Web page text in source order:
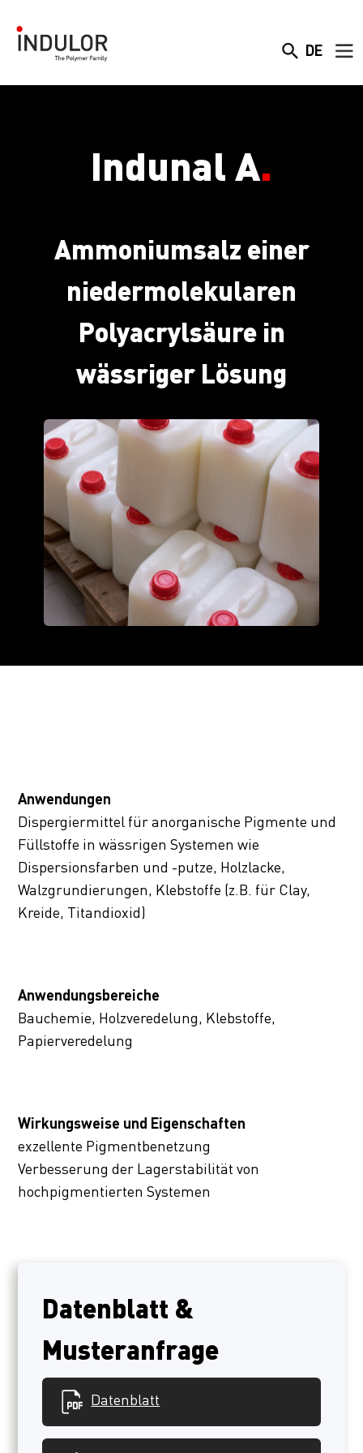
DE
Indunal A.
Ammoniumsalz einer
niedermolekularen
Polyacrylsäure in
wässriger Lösung
Anwendungen
Dispergiermittel für anorganische Pigmente und
Füllstoffe in wässrigen Systemen wie
Dispersionsfarben und -putze, Holzlacke,
Walzgrundierungen, Klebstoffe (z.B. für Clay,
Kreide, Titandioxid)
Anwendungsbereiche
Bauchemie, Holzveredelung, Klebstoffe,
Papierveredelung
Wirkungsweise und Eigenschaften
exzellente Pigmentbenetzung
Verbesserung der Lagerstabilität von
hochpigmentierten Systemen
Datenblatt &
Musteranfrage
Datenblatt